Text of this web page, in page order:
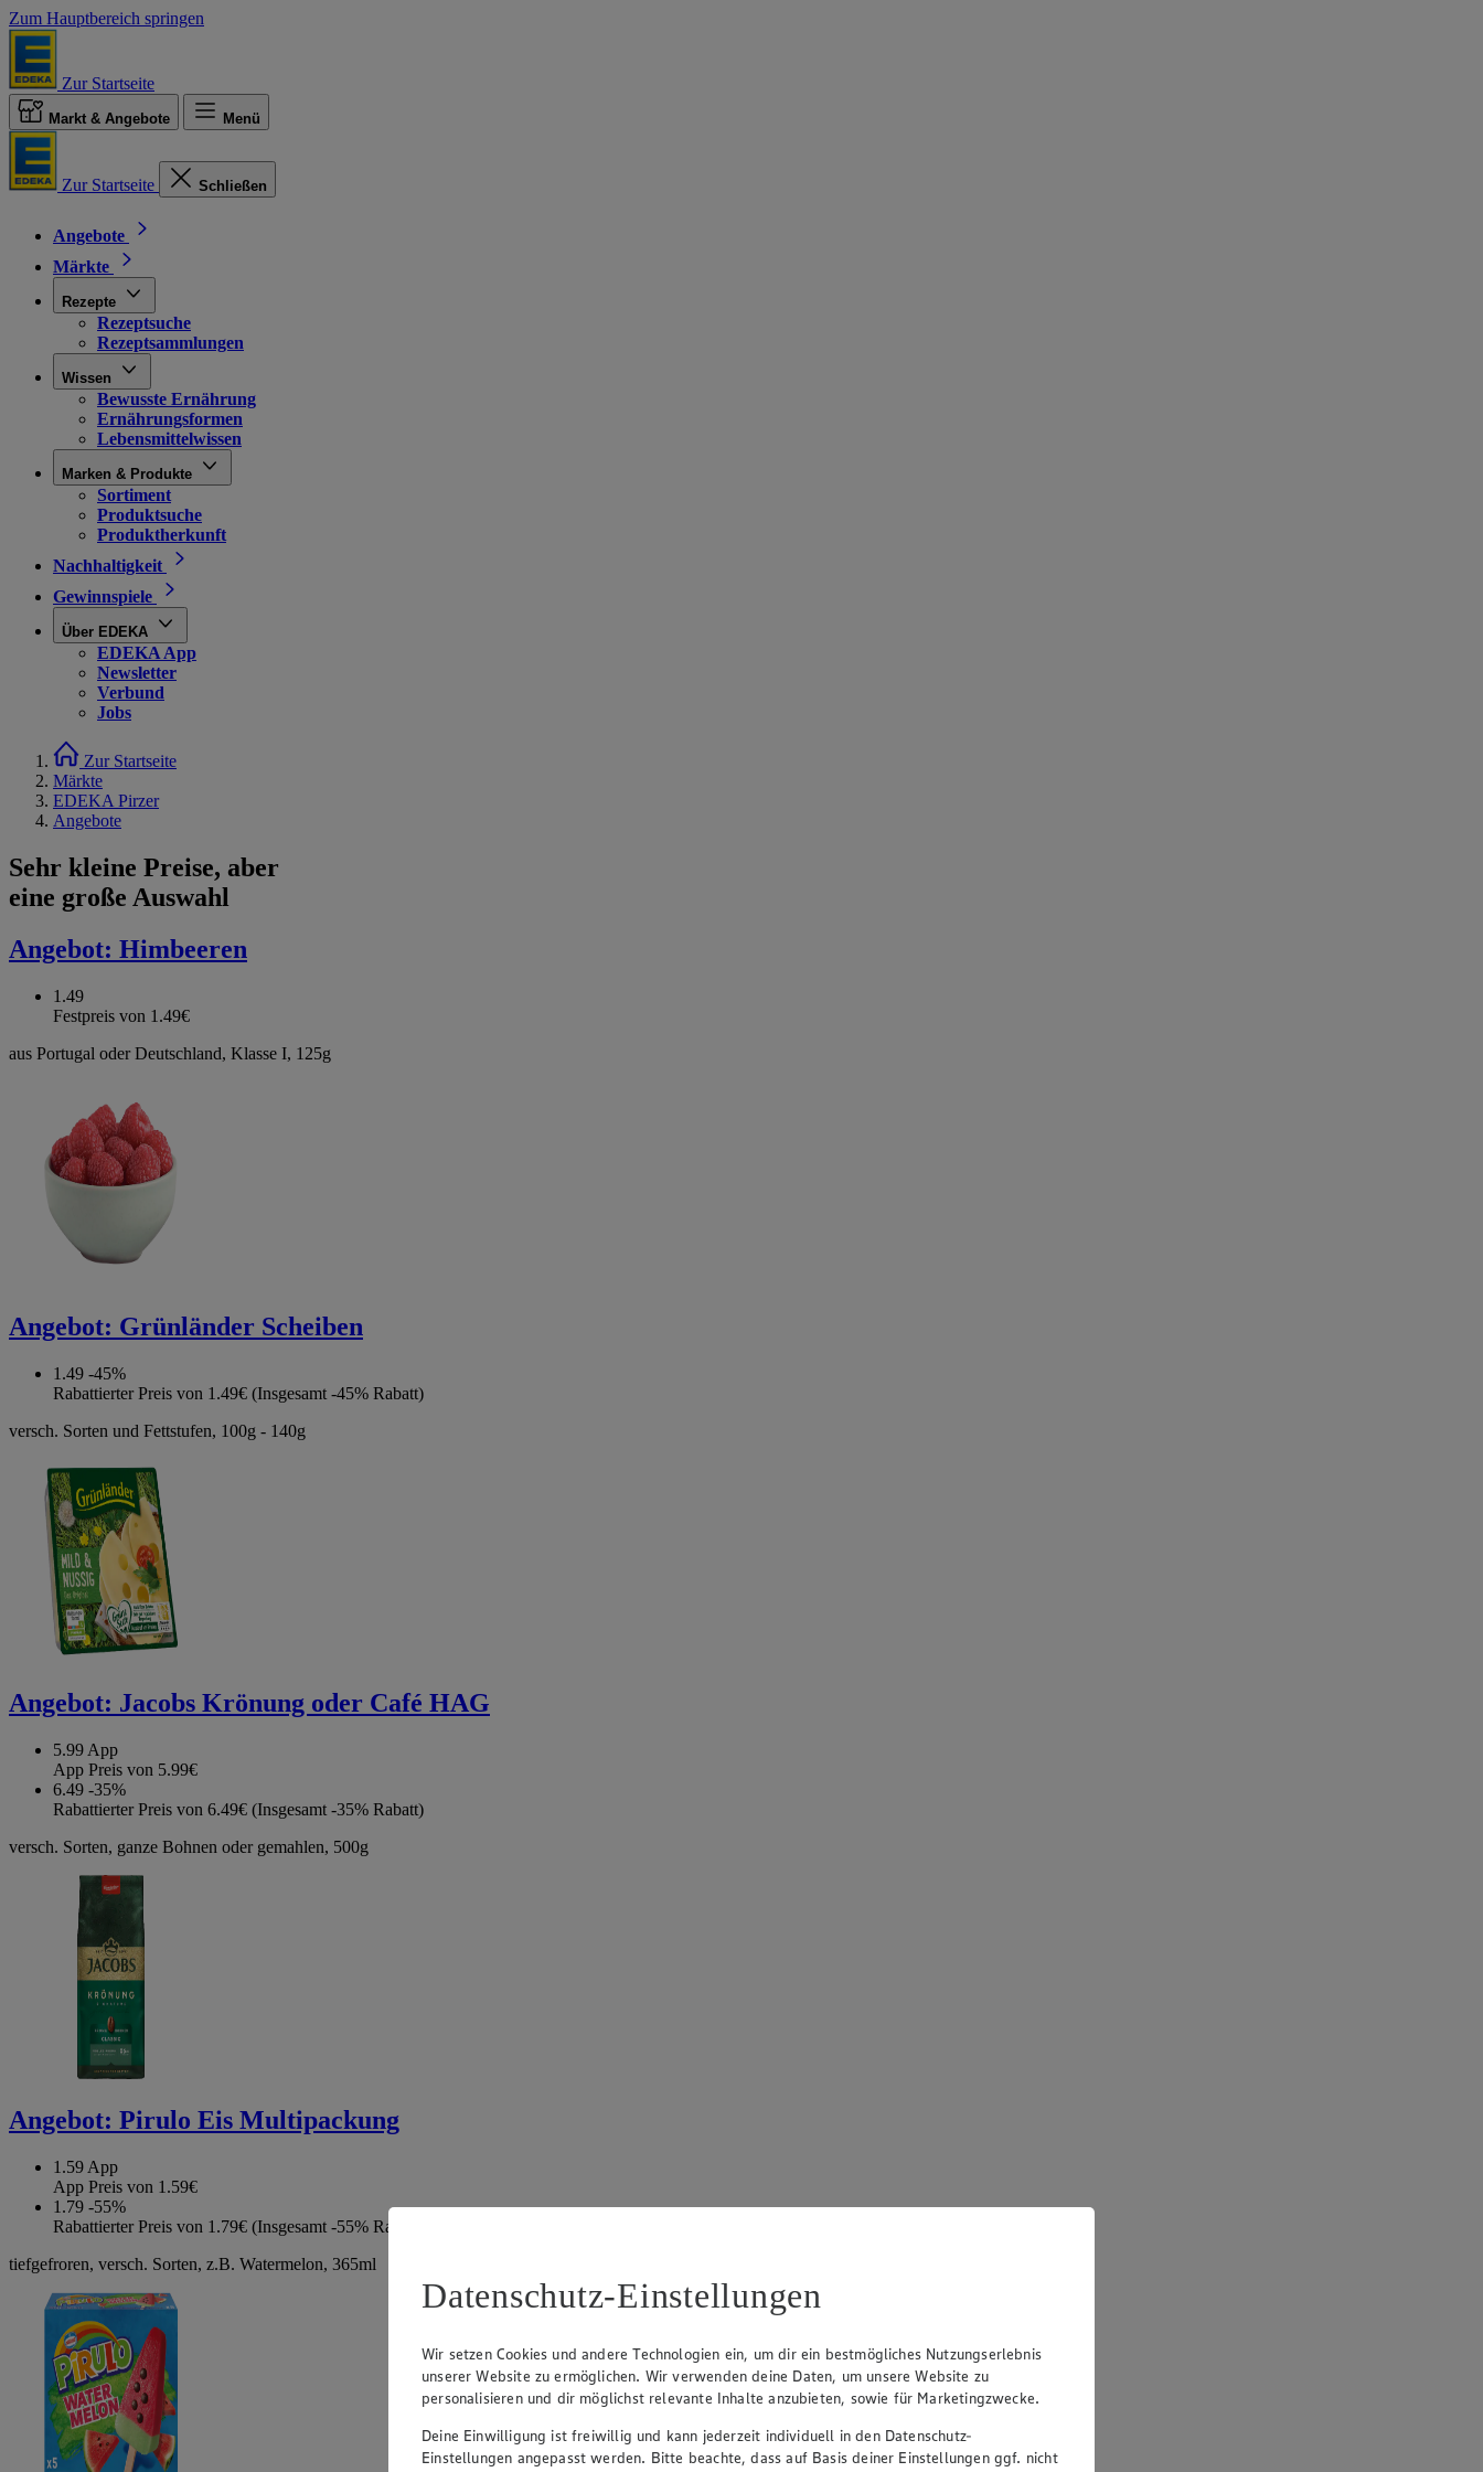
Zum Hauptbereich springen
Zur Startseite
Markt & Angebote Menü
Zur Startseite Schließen
Angebote
Märkte
Rezepte
Rezeptsuche
Rezeptsammlungen
Wissen
Bewusste Ernährung
Ernährungsformen
Lebensmittelwissen
Marken & Produkte
Sortiment
Produktsuche
Produktherkunft
Nachhaltigkeit
Gewinnspiele
Über EDEKA
EDEKA App
Newsletter
Verbund
Jobs
Zur Startseite
Märkte
EDEKA Pirzer
Angebote
Sehr kleine Preise, aber
eine große Auswahl
Angebot: Himbeeren
1.49
Festpreis von 1.49€
aus Portugal oder Deutschland, Klasse I, 125g
Angebot: Grünländer Scheiben
1.49 -45%
Rabattierter Preis von 1.49€ (Insgesamt -45% Rabatt)
versch. Sorten und Fettstufen, 100g - 140g
Angebot: Jacobs Krönung oder Café HAG
5.99 App
App Preis von 5.99€
6.49 -35%
Rabattierter Preis von 6.49€ (Insgesamt -35% Rabatt)
versch. Sorten, ganze Bohnen oder gemahlen, 500g
Angebot: Pirulo Eis Multipackung
1.59 App
App Preis von 1.59€
1.79 -55%
Rabattierter Preis von 1.79€ (Insgesamt -55% Rabatt)
tiefgefroren, versch. Sorten, z.B. Watermelon, 365ml
Datenschutz-Einstellungen
Wir setzen Cookies und andere Technologien ein, um dir ein bestmögliches Nutzungserlebnis
unserer Website zu ermöglichen. Wir verwenden deine Daten, um unsere Website zu
personalisieren und dir möglichst relevante Inhalte anzubieten, sowie für Marketingzwecke.
Deine Einwilligung ist freiwillig und kann jederzeit individuell in den Datenschutz-
Einstellungen angepasst werden. Bitte beachte, dass auf Basis deiner Einstellungen ggf. nicht